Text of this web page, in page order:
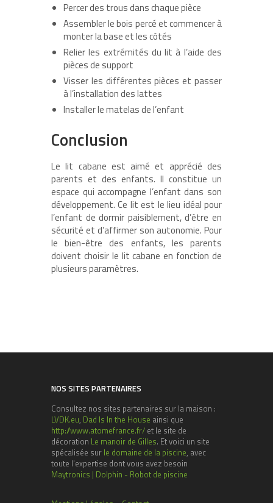
Percer des trous dans chaque pièce
Assembler le bois percé et commencer à
monter la base et les côtés
Relier les extrémités du lit à l’aide des
pièces de support
Visser les différentes pièces et passer
à l’installation des lattes
Installer le matelas de l’enfant
Conclusion
Le lit cabane est aimé et apprécié des
parents et des enfants. Il constitue un
espace qui accompagne l’enfant dans son
développement. Ce lit est le lieu idéal pour
l’enfant de dormir paisiblement, d’être en
sécurité et d’affirmer son autonomie. Pour
le bien-être des enfants, les parents
doivent choisir le lit cabane en fonction de
plusieurs paramètres.
NOS SITES PARTENAIRES
Consultez nos sites partenaires sur la maison :
LVDK.eu, Dad Is In the House ainsi que
http://www.atomefrance.fr/ et le site de
décoration Le manoir de Gilles. Et voici un site
spécalisée sur le domaine de la piscine, avec
toute l'expertise dont vous avez besoin
Maytronics | Dolphin - Robot de piscine